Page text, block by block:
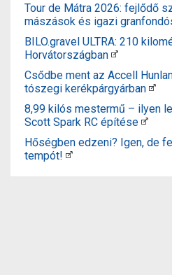
Tour de Mátra 2026: fejlődő
mászások és igazi
BILO.gravel ULTRA: 210
Horvátországban
Csődbe ment az Accell
tószegi kerékpárgyárban
8,99 kilós mestermű – ilyen
Scott Spark RC építése
Hőségben edzeni? Igen, de
tempót!